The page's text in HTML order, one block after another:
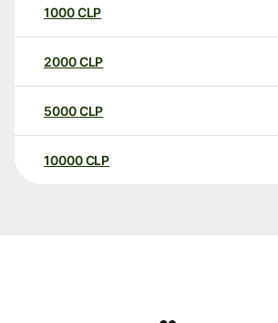
1000CLP
2000CLP
5000CLP
10000 CLP